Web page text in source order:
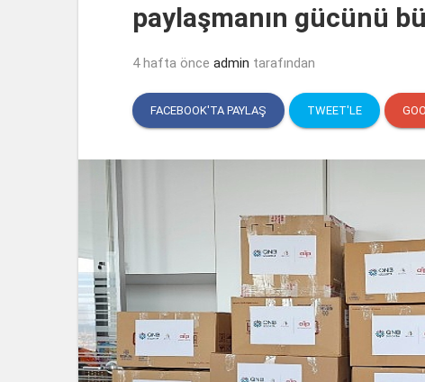
paylaşmanın gücünü
4 hafta önce admin tarafından
FACEBOOK'TA PAYLAŞ TWEET'LE